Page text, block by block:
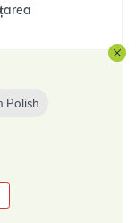
Polish